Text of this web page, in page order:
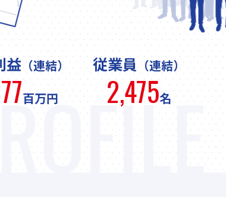
益 （連結）
百万円
従業員 （連結）
2,475名